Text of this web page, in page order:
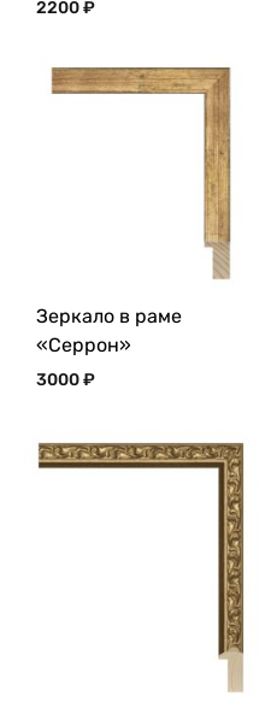
2200₽
Зеркало в раме
«Серрон»
3000₽